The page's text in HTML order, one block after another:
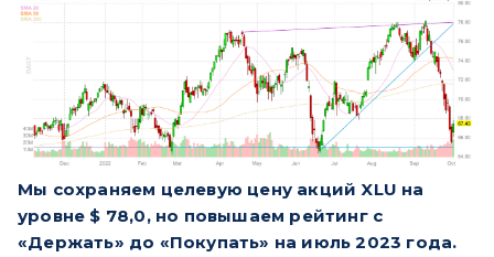
Мы сохраняем целевую цену акций XLU на
уровне $ 78,0, но повышаем рейтинг с
«Держать» до «Покупать» на июль 2023 года.